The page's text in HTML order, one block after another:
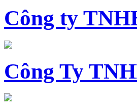
Công ty
Công Ty